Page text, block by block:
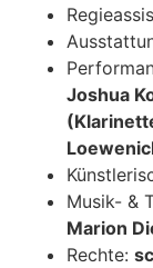
Joshua
Musik- &
Marion
Rechte: